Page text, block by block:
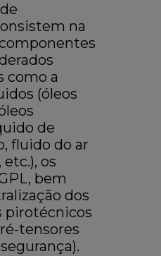
na
como a
(óleos
de
fluido do ar
os
bem
dos
pirotécnicos
tensores